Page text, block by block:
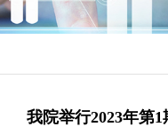
我院举行2023年第